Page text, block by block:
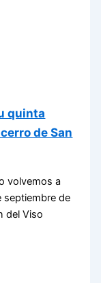
quinta
de San
volvemos a
septiembre de
del Viso